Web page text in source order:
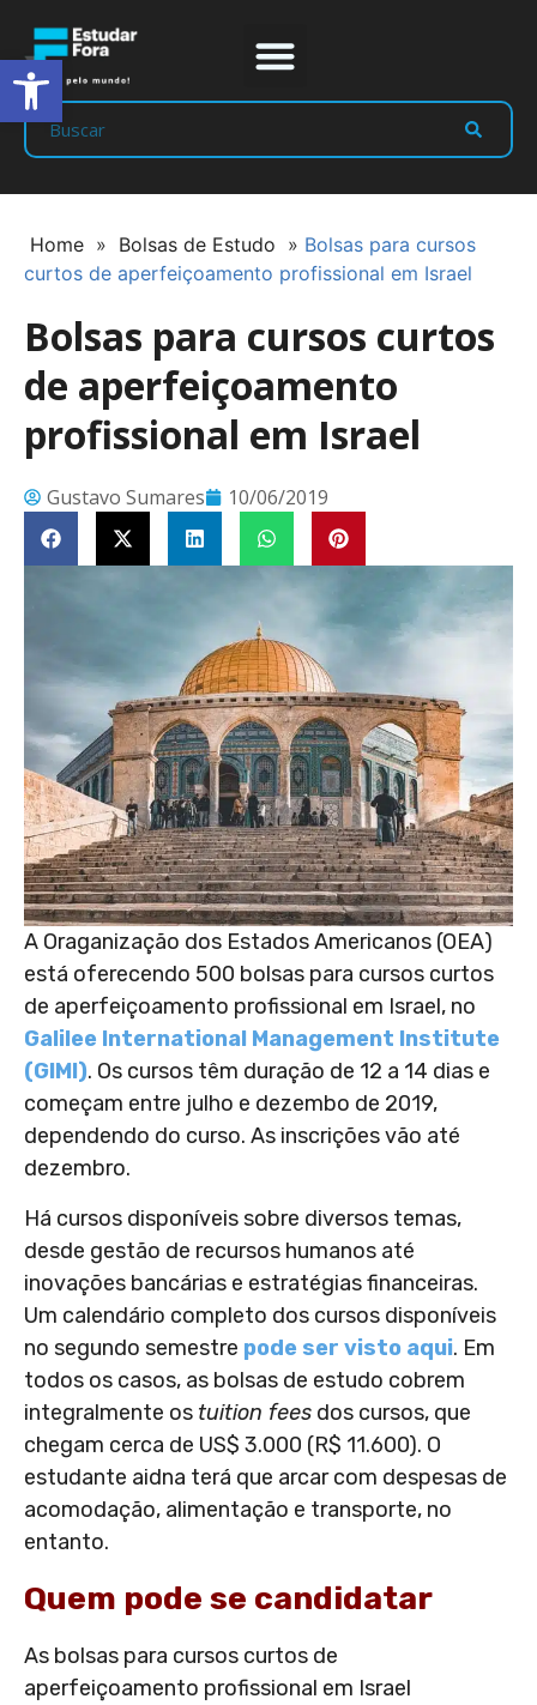
Home » Bolsas de Estudo » Bolsas para cursos
curtos de aperfeiçoamento profissional em Israel
Bolsas para cursos curtos
de aperfeiçoamento
profissional em Israel
Gustavo Sumares 10/06/2019
A Oraganização dos Estados Americanos (OEA)
está oferecendo 500 bolsas para cursos curtos
de aperfeiçoamento profissional em Israel, no
Galilee International Management Institute
(GIMI). Os cursos têm duração de 12 a 14 dias e
começam entre julho e dezembo de 2019,
dependendo do curso. As inscrições vão até
dezembro.
Há cursos disponíveis sobre diversos temas,
desde gestão de recursos humanos até
inovações bancárias e estratégias financeiras.
Um calendário completo dos cursos disponíveis
no segundo semestre pode ser visto aqui. Em
todos os casos, as bolsas de estudo cobrem
integralmente os tuition fees dos cursos, que
chegam cerca de US$ 3.000 (R$ 11.600). O
estudante aidna terá que arcar com despesas de
acomodação, alimentação e transporte, no
entanto.
Quem pode se candidatar
As bolsas para cursos curtos de
aperfeiçoamento profissional em Israel
Abrir a barra de ferramentas